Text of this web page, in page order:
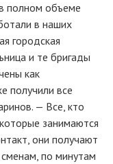
полном объеме
в наших
городская
и те бригады
как
получили все
— Все, кто
занимаются
они получают
по минутам